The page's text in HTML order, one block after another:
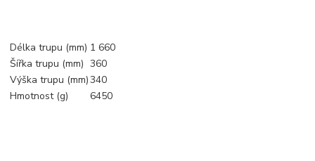
Délka trupu (mm) 1 660
Šířka trupu (mm) 360
Výška trupu (mm)340
Hmotnost (g)
6450